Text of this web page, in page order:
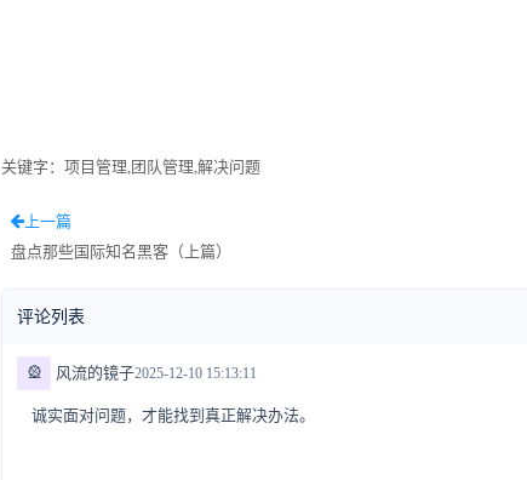
关键字 ：项目管理,团队管理,解决问题
上一篇
盘点那些国际知名黑客（上篇）
评论列表
🎡 风流的镜子2025-12-10 15:13:11
诚实面对问题，才能找到真正解决办法。